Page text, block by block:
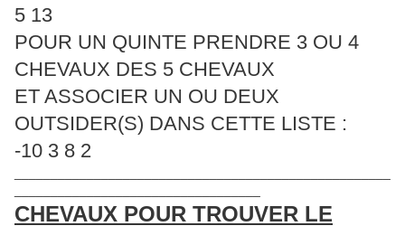
5 13
POUR UN QUINTE PRENDRE 3 OU 4
CHEVAUX DES 5 CHEVAUX
ET ASSOCIER UN OU DEUX
OUTSIDER(S) DANS CETTE LISTE :
-10 3 8 2
CHEVAUX POUR TROUVER LE